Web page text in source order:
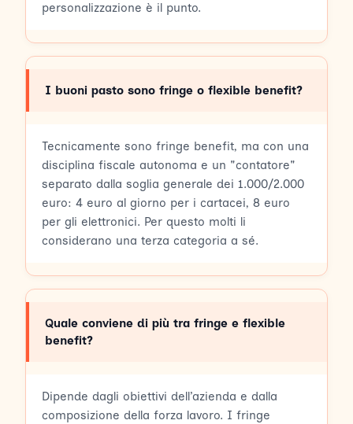
personalizzazione è il punto.
I buoni pasto sono fringe o flexible benefit?
Tecnicamente sono fringe benefit, ma con una
disciplina fiscale autonoma e un "contatore"
separato dalla soglia generale dei 1.000/2.000
euro: 4 euro al giorno per i cartacei, 8 euro
per gli elettronici. Per questo molti li
considerano una terza categoria a sé.
Quale conviene di più tra fringe e flexible
benefit?
Dipende dagli obiettivi dell’azienda e dalla
composizione della forza lavoro. I fringe